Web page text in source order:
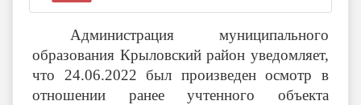
Администрация муниципального
образования Крыловский район уведомляет,
что 24.06.2022 был произведен осмотр в
отношении ранее учтенного объекта